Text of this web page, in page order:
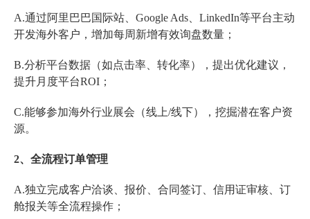
A.通过阿里巴巴国际站、Google Ads、LinkedIn等平台主动
开发海外客户，增加每周新增有效询盘数量；
B.分析平台数据（如点击率、转化率），提出优化建议，
提升月度平台ROI；
C.能够参加海外行业展会（线上/线下），挖掘潜在客户资
源。
2、全流程订单管理
A.独立完成客户洽谈、报价、合同签订、信用证审核、订
舱报关等全流程操作；